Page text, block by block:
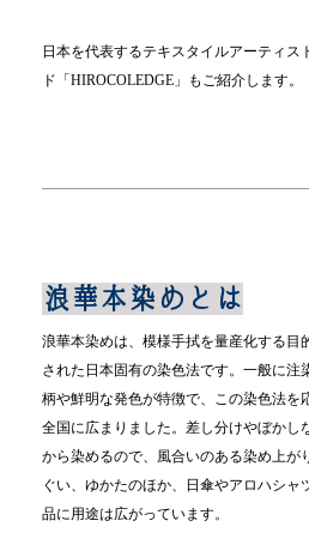
日本を代表するテキスタイルアーティス
ド「HIROCOLEDGE」もご紹介します。
浪華本染めとは
浪華本染めは、模様手拭を量産化する目
された日本固有の染色法です。一般に注
柄や鮮明な発色が特徴で、この染色法を
全国に広まりました。差し分けやぼかし
から染めるので、風合いのある染め上が
ぐい、ゆかたのほか、日傘やアロハシャ
品に用途は広がっています。